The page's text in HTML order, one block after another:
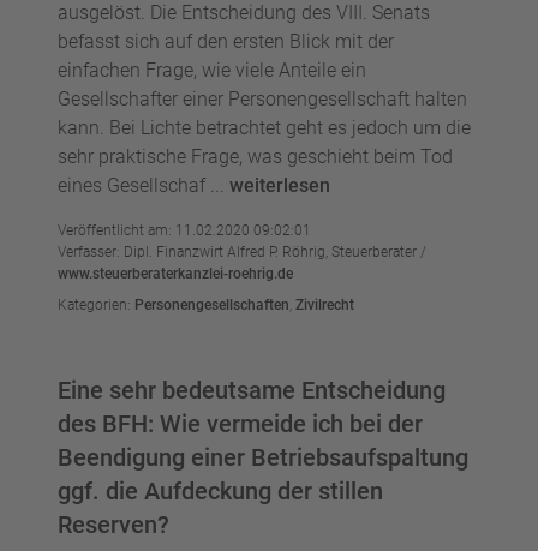
ausgelöst. Die Entscheidung des VIII. Senats
befasst sich auf den ersten Blick mit der
einfachen Frage, wie viele Anteile ein
Gesellschafter einer Personengesellschaft halten
kann. Bei Lichte betrachtet geht es jedoch um die
sehr praktische Frage, was geschieht beim Tod
eines Gesellschaf ... weiterlesen
Veröffentlicht am: 11.02.2020 09:02:01
Verfasser: Dipl. Finanzwirt Alfred P. Röhrig, Steuerberater /
www.steuerberaterkanzlei-roehrig.de
Kategorien: Personengesellschaften, Zivilrecht
Eine sehr bedeutsame Entscheidung
des BFH: Wie vermeide ich bei der
Beendigung einer Betriebsaufspaltung
ggf. die Aufdeckung der stillen
Reserven?